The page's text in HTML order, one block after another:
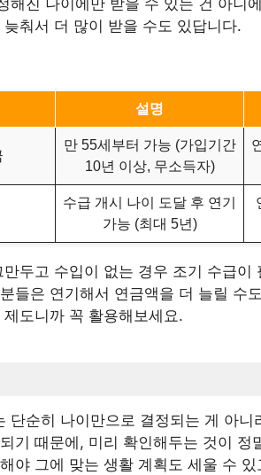
해진 나이에만 받을 수 있는 건 아니
춰서 더 많이 받을 수도 있답니다.
설명
만 55세부터 가능 (가입기간
10년 이상, 무소득자)
수급 개시 나이 도달 후 연기
가능 (최대 5년)
두고 수입이 없는 경우 조기 수급이
들은 연기해서 연금액을 더 늘릴 수
도니까 꼭 활용해보세요.
단순히 나이만으로 결정되는 게 아
기 때문에, 미리 확인해두는 것이 정
야 그에 맞는 생활 계획도 세울 수